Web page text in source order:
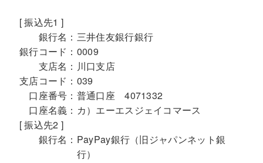
[ 振込先1 ]
銀行名： 三井住友銀行銀行
銀行コード： 0009
支店名： 川口支店
支店コード： 039
口座番号： 普通口座 4071332
口座名義： カ）エーエスジェイコマース
[ 振込先2 ]
銀行名： PayPay銀行（旧ジャパンネット銀
行）